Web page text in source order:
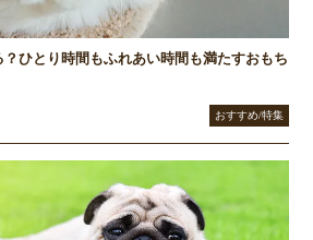
ひとり時間もふれあい時間も満たすおもち
おすすめ/特集